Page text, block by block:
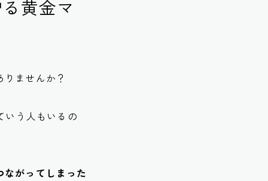
黄金マ
ませんか？
いう人もいるの
がってしまった